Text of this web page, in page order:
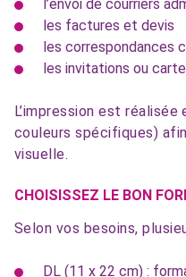
l’envoi de courriers
les factures et devis
les correspondances
les invitations ou
L’impression est
couleurs spécifiques)
visuelle.
CHOISISSEZ LE BON
Selon vos besoins,
DL (11 x 22 cm) :